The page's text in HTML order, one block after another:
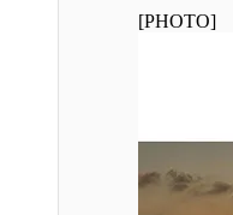
[PHOTO]